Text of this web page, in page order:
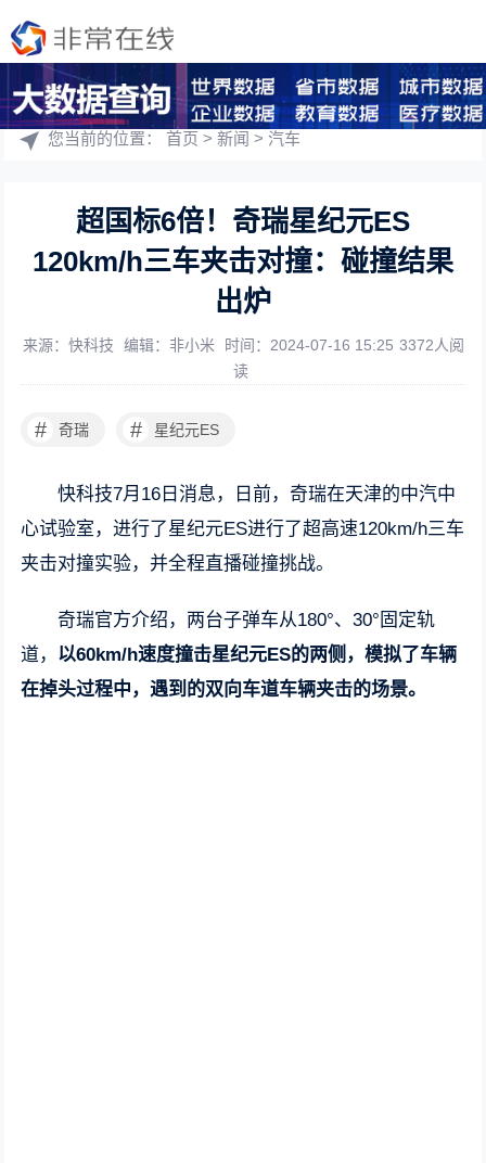
您当前的位置：首页 >新闻 >汽车
超国标6倍！奇瑞星纪元ES
120km/h三车夹击对撞：碰撞结果
出炉
来源：快科技 编辑：非小米 时间：2024-07-16 15:25 3372人阅
读
# 奇瑞 # 星纪元ES
快科技7月16日消息，日前，奇瑞在天津的中汽中
心试验室，进行了星纪元ES进行了超高速120km/h三车
夹击对撞实验，并全程直播碰撞挑战。
奇瑞官方介绍，两台子弹车从180°、30°固定轨
道， 以60km/h速度撞击星纪元ES的两侧，模拟了车辆
在掉头过程中，遇到的双向车道车辆夹击的场景。